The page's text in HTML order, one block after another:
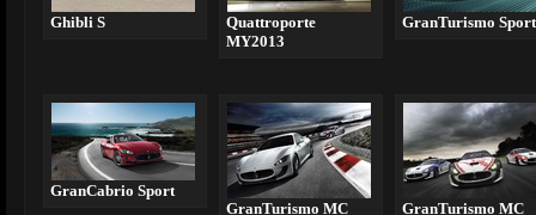
Ghibli S
Quattroporte
MY2013
GranTurismo Sport
GranCabrio Sport
GranTurismo MC
GranTurismo MC